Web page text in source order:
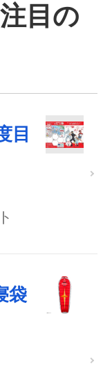
目の
目
袋